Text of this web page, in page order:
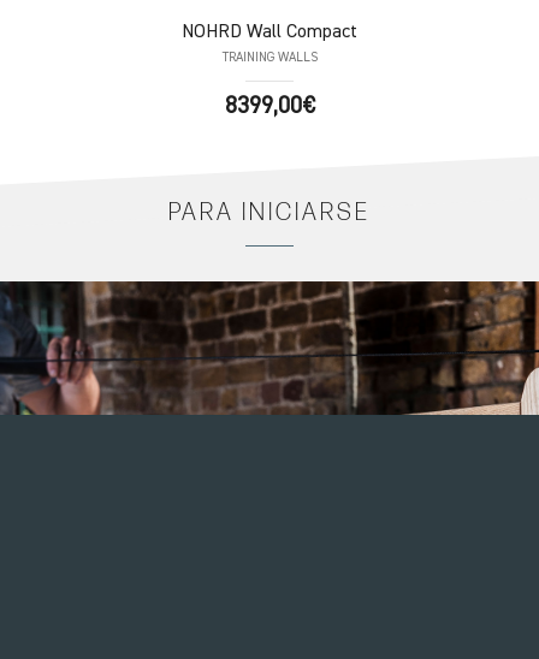
NOHRD Wall Compact
TRAINING WALLS
8399,00€
PARA INICIARSE